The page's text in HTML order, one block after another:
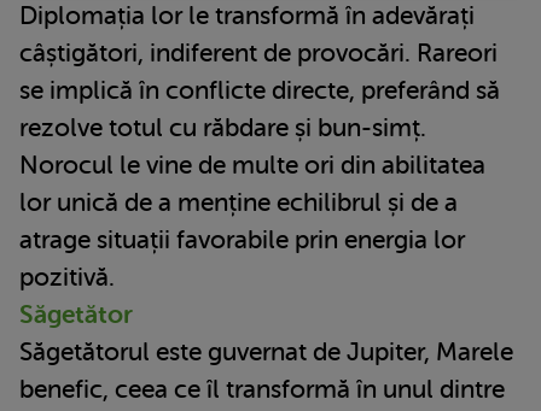
Diplomația lor le transformă în adevărați
câștigători, indiferent de provocări. Rareori
se implică în conflicte directe, preferând să
rezolve totul cu răbdare și bun-simț.
Norocul le vine de multe ori din abilitatea
lor unică de a menține echilibrul și de a
atrage situații favorabile prin energia lor
pozitivă.
Săgetător
Săgetătorul este guvernat de Jupiter, Marele
benefic, ceea ce îl transformă în unul dintre